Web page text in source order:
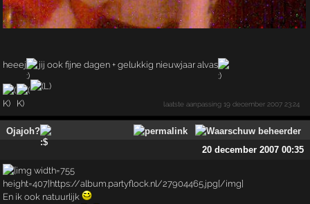
heeej jij ook fijne dagen + gelukkig nieuwjaar alvas
laatste aanpassing19 december 2007 23:24
Ojajoh?
20 december 2007 00:35
En ik ook natuurlijk